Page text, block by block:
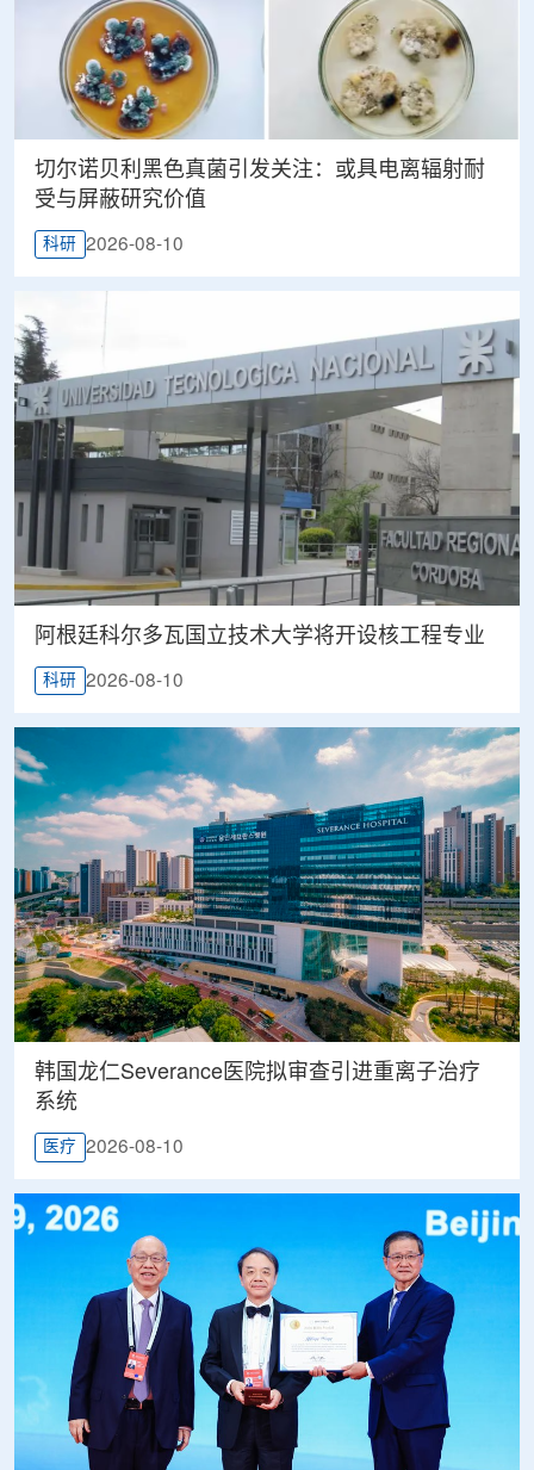
切尔诺贝利黑色真菌引发关注：或具电离辐射耐
受与屏蔽研究价值
科研 2026-08-10
阿根廷科尔多瓦国立技术大学将开设核工程专业
科研 2026-08-10
韩国龙仁Severance医院拟审查引进重离子治疗
系统
医疗 2026-08-10